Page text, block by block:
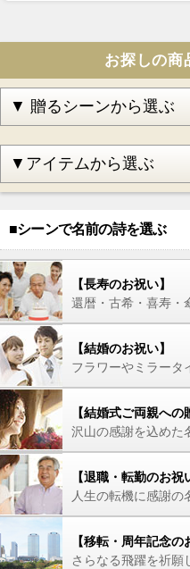
お探しの商
■シーンで名前の詩を選ぶ
【長寿のお祝い】
【結婚のお祝い】
フラワーやミラータ
【結婚式ご両親への
沢山の感謝を込めた
【退職・転勤のお祝
人生の転機に感謝の
【移転・周年記念の
さらなる飛躍を祈願